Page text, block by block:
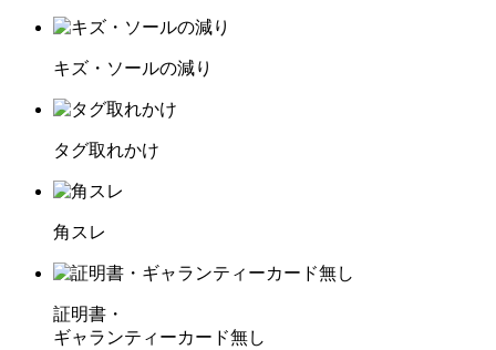
キズ・ソールの減り
タグ取れかけ
角スレ
証明書・
ギャランティーカード無し